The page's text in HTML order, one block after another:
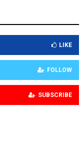
LIKE
FOLLOW
SUBSCRIBE